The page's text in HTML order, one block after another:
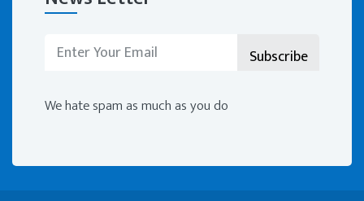
We hate spam as much as you do